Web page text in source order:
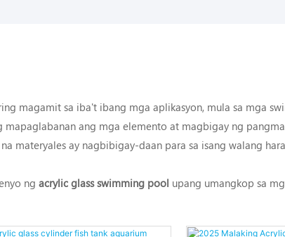
magamit sa iba't ibang mga aplikasyon, mula sa mga
ang mga elemento at magbigay ng
materyales ay nagbibigay-daan para sa isang walang
ng acrylic glass swimming pool upang umangkop sa